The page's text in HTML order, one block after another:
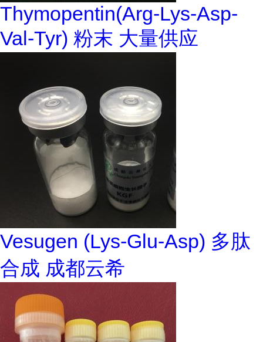
Thymopentin(Arg-Lys-Asp-
Val-Tyr) 粉末 大量供应
Vesugen (Lys-Glu-Asp) 多肽
合成 成都云希